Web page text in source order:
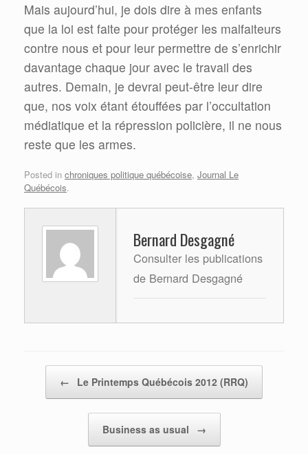
Mais aujourd’hui, je dois dire à mes enfants
que la loi est faite pour protéger les malfaiteurs
contre nous et pour leur permettre de s’enrichir
davantage chaque jour avec le travail des
autres. Demain, je devrai peut-être leur dire
que, nos voix étant étouffées par l’occultation
médiatique et la répression policière, il ne nous
reste que les armes.
Posted in chroniques politique québécoise, Journal Le
Québécois.
Bernard Desgagné
Consulter les publications
de Bernard Desgagné
← Le Printemps Québécois 2012 (RRQ)
Business as usual →